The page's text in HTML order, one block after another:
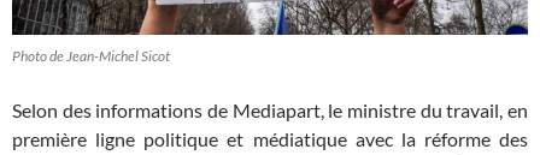
Photo de Jean-Michel Sicot
Selon des informations de Mediapart, le ministre du travail, en
première ligne politique et médiatique avec la réforme des